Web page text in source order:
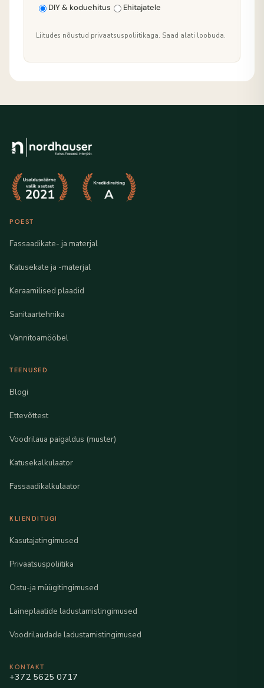
DIY & koduehitus Ehitajatele
Liitudes nõustud privaatsuspoliitikaga. Saad alati loobuda.
POEST
Fassaadikate- ja materjal
Katusekate ja -materjal
Keraamilised plaadid
Sanitaartehnika
Vannitoamööbel
TEENUSED
Blogi
Ettevõttest
Voodrilaua paigaldus (muster)
Katusekalkulaator
Fassaadikalkulaator
KLIENDITUGI
Kasutajatingimused
Privaatsuspoliitika
Ostu-ja müügitingimused
Laineplaatide ladustamistingimused
Voodrilaudade ladustamistingimused
KONTAKT
+372 5625 0717